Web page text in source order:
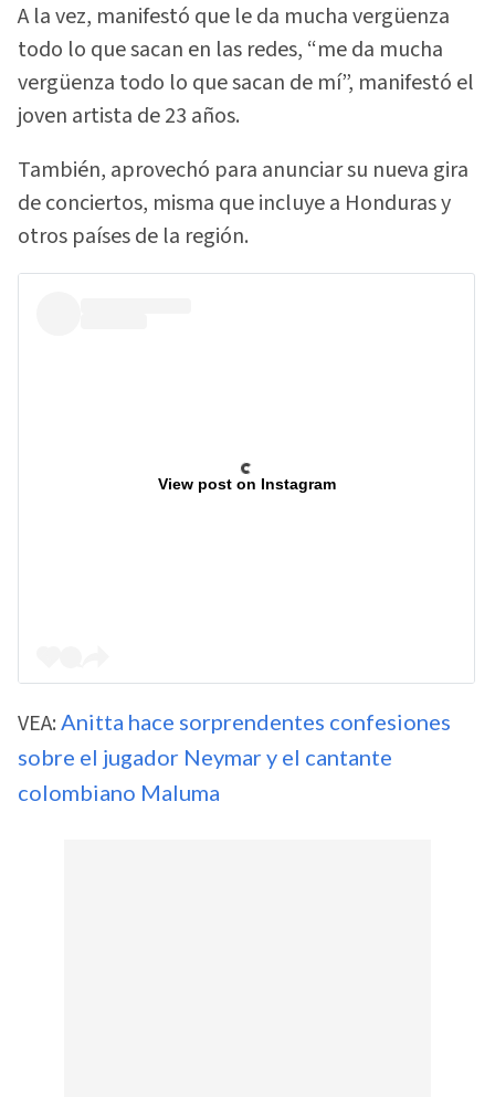
A la vez, manifestó que le da mucha vergüenza
todo lo que sacan en las redes, “me da mucha
vergüenza todo lo que sacan de mí”, manifestó el
joven artista de 23 años.
También, aprovechó para anunciar su nueva gira
de conciertos, misma que incluye a Honduras y
otros países de la región.
View post on Instagram
VEA: Anitta hace sorprendentes confesiones
sobre el jugador Neymar y el cantante
colombiano Maluma